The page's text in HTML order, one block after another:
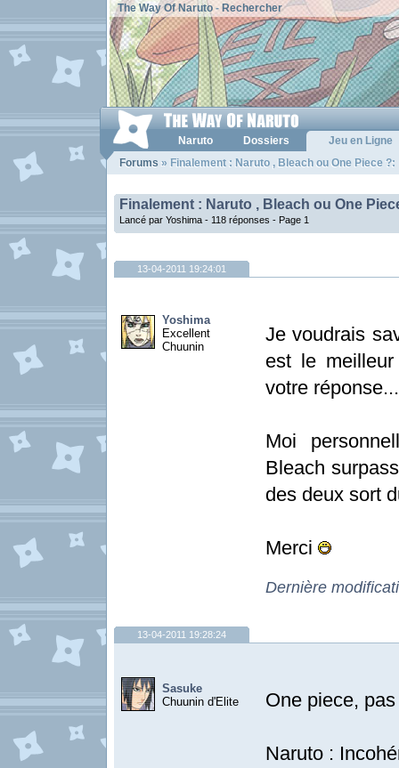
The Way Of Naruto- Rechercher
Naruto Dossiers
Jeu en Ligne
Forums » Finalement : Naruto , Bleach ou One Piece ?:
Finalement : Naruto , Bleach ou One
Lancé par Yoshima - 118 réponses - Page 1
13-04-2011 19:24:01
Yoshima
Excellent
Chuunin
Je voudrais
est le
votre
Moi
Bleach
des deux sort
Merci
Dernière
13-04-2011 19:28:24
Sasuke
Chuunin d'Elite
One piece,
Naruto :